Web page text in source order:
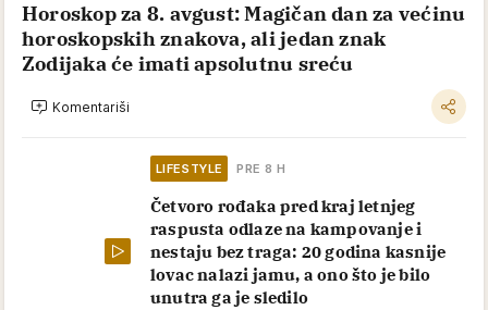
Horoskop za 8. avgust: Magičan dan za većinu
horoskopskih znakova, ali jedan znak
Zodijaka će imati apsolutnu sreću
Komentariši
LIFESTYLE PRE 8 H
Četvoro rođaka pred kraj letnjeg
raspusta odlaze na kampovanje i
nestaju bez traga: 20 godina kasnije
lovac nalazi jamu, a ono što je bilo
unutra ga je sledilo